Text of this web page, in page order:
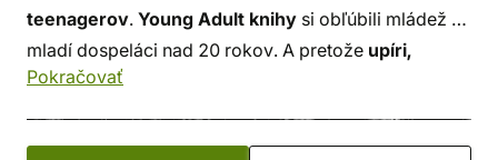
teenagerov. Young Adult knihy si obľúbili mládež aj
mladí dospeláci nad 20 rokov. A pretože upíri,
čarodejnice a geekovia
Príbehy blízke mladému publiku priťahujú čitateľov
Pokračovať